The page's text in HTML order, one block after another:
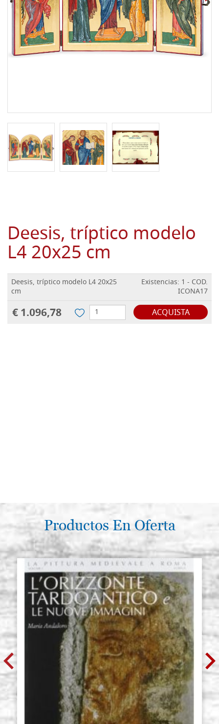
Deesis, tríptico modelo
L4 20x25 cm
Deesis, tríptico modelo L4 20x25
cm
Existencias: 1 - COD.
ICONA17
€ 1.096,78 ACQUISTA
Productos En Oferta